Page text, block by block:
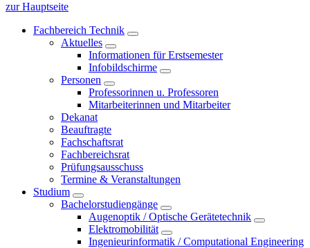
zur Hauptseite
Fachbereich Technik
Aktuelles
Informationen für Erstsemester
Infobildschirme
Personen
Professorinnen u. Professoren
Mitarbeiterinnen und Mitarbeiter
Dekanat
Beauftragte
Fachschaftsrat
Fachbereichsrat
Prüfungsausschuss
Termine & Veranstaltungen
Studium
Bachelorstudiengänge
Augenoptik / Optische Gerätetechnik
Elektromobilität
Ingenieurinformatik / Computational Engineering